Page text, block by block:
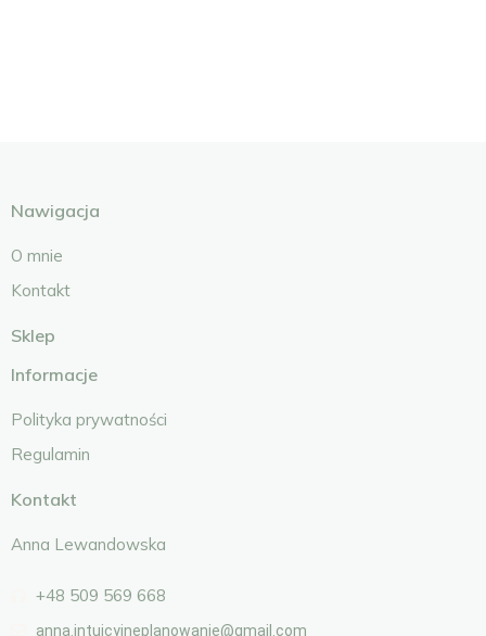
Nawigacja
O mnie
Kontakt
Sklep
Informacje
Polityka prywatności
Regulamin
Kontakt
Anna Lewandowska
+48 509 569 668
anna.intuicyjneplanowanie@gmail.com